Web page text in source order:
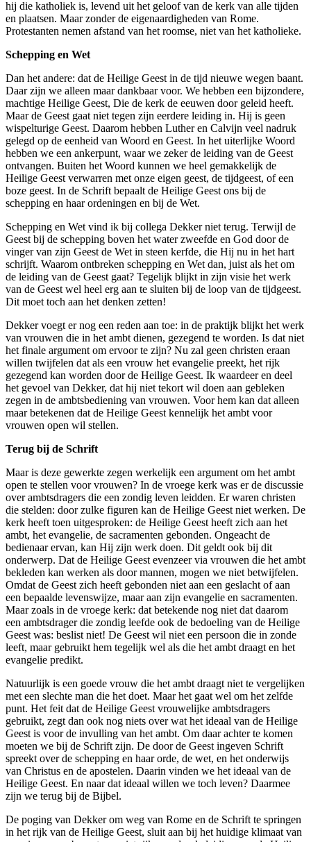
hij die katholiek is, levend uit het geloof van de kerk van alle tijden
en plaatsen. Maar zonder de eigenaardigheden van Rome.
Protestanten nemen afstand van het roomse, niet van het katholieke.
Schepping en Wet
Dan het andere: dat de Heilige Geest in de tijd nieuwe wegen baant.
Daar zijn we alleen maar dankbaar voor. We hebben een bijzondere,
machtige Heilige Geest, Die de kerk de eeuwen door geleid heeft.
Maar de Geest gaat niet tegen zijn eerdere leiding in. Hij is geen
wispelturige Geest. Daarom hebben Luther en Calvijn veel nadruk
gelegd op de eenheid van Woord en Geest. In het uiterlijke Woord
hebben we een ankerpunt, waar we zeker de leiding van de Geest
ontvangen. Buiten het Woord kunnen we heel gemakkelijk de
Heilige Geest verwarren met onze eigen geest, de tijdgeest, of een
boze geest. In de Schrift bepaalt de Heilige Geest ons bij de
schepping en haar ordeningen en bij de Wet.
Schepping en Wet vind ik bij collega Dekker niet terug. Terwijl de
Geest bij de schepping boven het water zweefde en God door de
vinger van zijn Geest de Wet in steen kerfde, die Hij nu in het hart
schrijft. Waarom ontbreken schepping en Wet dan, juist als het om
de leiding van de Geest gaat? Tegelijk blijkt in zijn visie het werk
van de Geest wel heel erg aan te sluiten bij de loop van de tijdgeest.
Dit moet toch aan het denken zetten!
Dekker voegt er nog een reden aan toe: in de praktijk blijkt het werk
van vrouwen die in het ambt dienen, gezegend te worden. Is dat niet
het finale argument om ervoor te zijn? Nu zal geen christen eraan
willen twijfelen dat als een vrouw het evangelie preekt, het rijk
gezegend kan worden door de Heilige Geest. Ik waardeer en deel
het gevoel van Dekker, dat hij niet tekort wil doen aan gebleken
zegen in de ambtsbediening van vrouwen. Voor hem kan dat alleen
maar betekenen dat de Heilige Geest kennelijk het ambt voor
vrouwen open wil stellen.
Terug bij de Schrift
Maar is deze gewerkte zegen werkelijk een argument om het ambt
open te stellen voor vrouwen? In de vroege kerk was er de discussie
over ambtsdragers die een zondig leven leidden. Er waren christen
die stelden: door zulke figuren kan de Heilige Geest niet werken. De
kerk heeft toen uitgesproken: de Heilige Geest heeft zich aan het
ambt, het evangelie, de sacramenten gebonden. Ongeacht de
bedienaar ervan, kan Hij zijn werk doen. Dit geldt ook bij dit
onderwerp. Dat de Heilige Geest evenzeer via vrouwen die het ambt
bekleden kan werken als door mannen, mogen we niet betwijfelen.
Omdat de Geest zich heeft gebonden niet aan een geslacht of aan
een bepaalde levenswijze, maar aan zijn evangelie en sacramenten.
Maar zoals in de vroege kerk: dat betekende nog niet dat daarom
een ambtsdrager die zondig leefde ook de bedoeling van de Heilige
Geest was: beslist niet! De Geest wil niet een persoon die in zonde
leeft, maar gebruikt hem tegelijk wel als die het ambt draagt en het
evangelie predikt.
Natuurlijk is een goede vrouw die het ambt draagt niet te vergelijken
met een slechte man die het doet. Maar het gaat wel om het zelfde
punt. Het feit dat de Heilige Geest vrouwelijke ambtsdragers
gebruikt, zegt dan ook nog niets over wat het ideaal van de Heilige
Geest is voor de invulling van het ambt. Om daar achter te komen
moeten we bij de Schrift zijn. De door de Geest ingeven Schrift
spreekt over de schepping en haar orde, de wet, en het onderwijs
van Christus en de apostelen. Daarin vinden we het ideaal van de
Heilige Geest. En naar dat ideaal willen we toch leven? Daarmee
zijn we terug bij de Bijbel.
De poging van Dekker om weg van Rome en de Schrift te springen
in het rijk van de Heilige Geest, sluit aan bij het huidige klimaat van